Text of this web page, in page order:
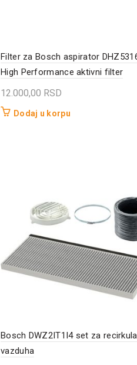
Filter za Bosch aspirator
High Performance aktivni filter
12.000,00 RSD
Dodaj u korpu
Bosch DWZ2IT1I4 set za
vazduha